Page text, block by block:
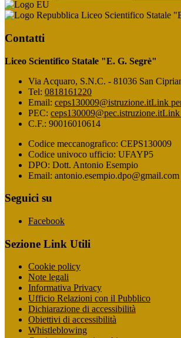
Liceo Scientifico Statale
Contatti
Liceo Scientifico Statale "E. G. Segrè"
Via Acquaro, S.N.C. - 81036 San
Tel: 0818161220
Email: ceps130009@istruzione.itLink
PEC: ceps130009@pec.istruzione.itLink
C.F.: 90016010614
Codice meccanografico: CEPS130009
Codice univoco ufficio: UFAYP5
DPO: Dott. Antonio Esempio
Email: antonio.esempio.dpo@gmail.com
Seguici su
Facebook
Sezione Link Utili
Cookie policy
Note legali
Informativa Privacy
Ufficio Relazioni con il Pubblico
Dichiarazione di accessibilità
Obiettivi di accessibilità
Whistleblowing